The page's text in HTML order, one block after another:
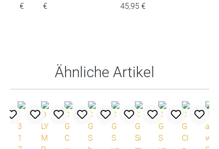
€
€
45,95 €
Ähnliche Artikel